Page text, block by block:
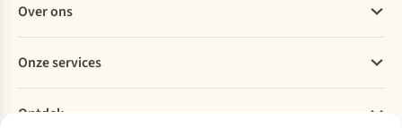
Bestellen
Betalen
Levering
Retourneren
Bestelling herroepen
Over ons
Explore More
Verantwoord ondernemen
Over Ayacucho
Onze services
Ontdek